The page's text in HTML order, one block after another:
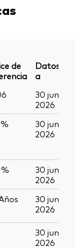
de
Datos
a
30 jun
2026
30 jun
2026
30 jun
2026
30 jun
2026
30 jun
2026